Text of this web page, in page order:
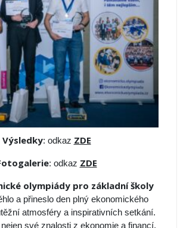
Výsledky: odkaz ZDE
: odkaz ZDE
olympiády pro základní školy
a přineslo den plný ekonomického
atmosféry a inspirativních setkání.
své znalosti z ekonomie a financí,